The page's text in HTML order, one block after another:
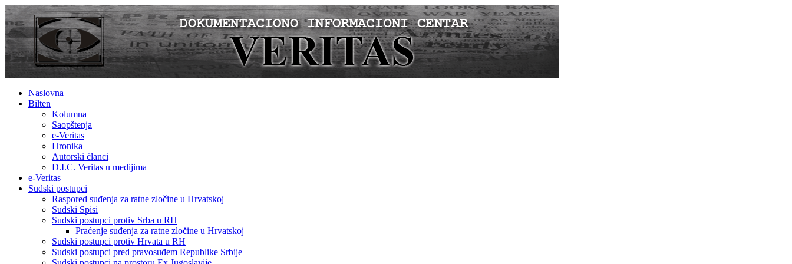
Naslovna
Bilten
Kolumna
Saopštenja
e-Veritas
Hronika
Autorski članci
D.I.C. Veritas u medijima
e-Veritas
Sudski postupci
Raspored suđenja za ratne zločine u Hrvatskoj
Sudski Spisi
Sudski postupci protiv Srba u RH
Praćenje suđenja za ratne zločine u Hrvatskoj
Sudski postupci protiv Hrvata u RH
Sudski postupci pred pravosuđem Republike Srbije